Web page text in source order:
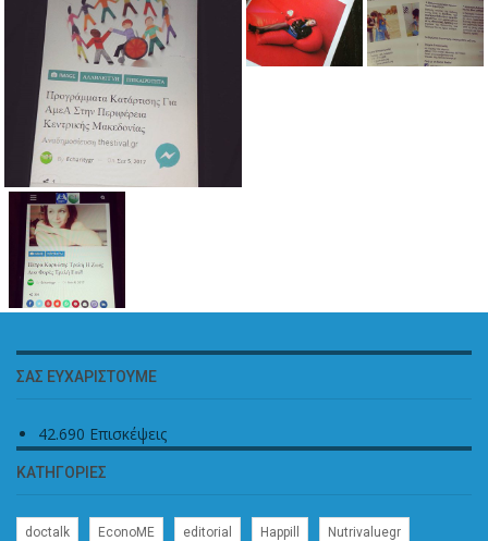
ΣΑΣ ΕΥΧΑΡΙΣΤΟΎΜΕ
42.690 Επισκέψεις
ΚΑΤΗΓΟΡΊΕΣ
doctalk EconoME editorial Happill Nutrivaluegr